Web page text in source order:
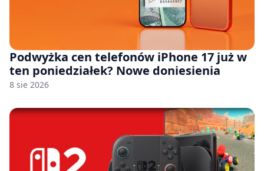
Podwyżka cen telefonów iPhone 17 już w
ten poniedziałek? Nowe doniesienia
8 sie 2026